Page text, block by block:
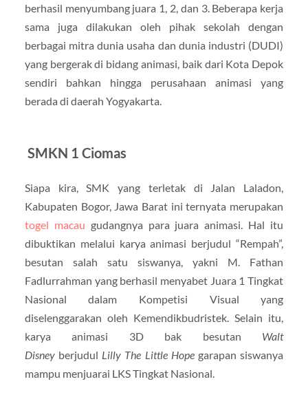
berhasil menyumbang juara 1, 2, dan 3. Beberapa kerja
sama juga dilakukan oleh pihak sekolah dengan
berbagai mitra dunia usaha dan dunia industri (DUDI)
yang bergerak di bidang animasi, baik dari Kota Depok
sendiri bahkan hingga perusahaan animasi yang
berada di daerah Yogyakarta.
SMKN 1 Ciomas
Siapa kira, SMK yang terletak di Jalan Laladon,
Kabupaten Bogor, Jawa Barat ini ternyata merupakan
togel macau gudangnya para juara animasi. Hal itu
dibuktikan melalui karya animasi berjudul “Rempah”,
besutan salah satu siswanya, yakni M. Fathan
Fadlurrahman yang berhasil menyabet Juara 1 Tingkat
Nasional dalam Kompetisi Visual yang
diselenggarakan oleh Kemendikbudristek. Selain itu,
karya animasi 3D bak besutan Walt
Disney berjudul Lilly The Little Hopegarapan siswanya
mampu menjuarai LKS Tingkat Nasional.